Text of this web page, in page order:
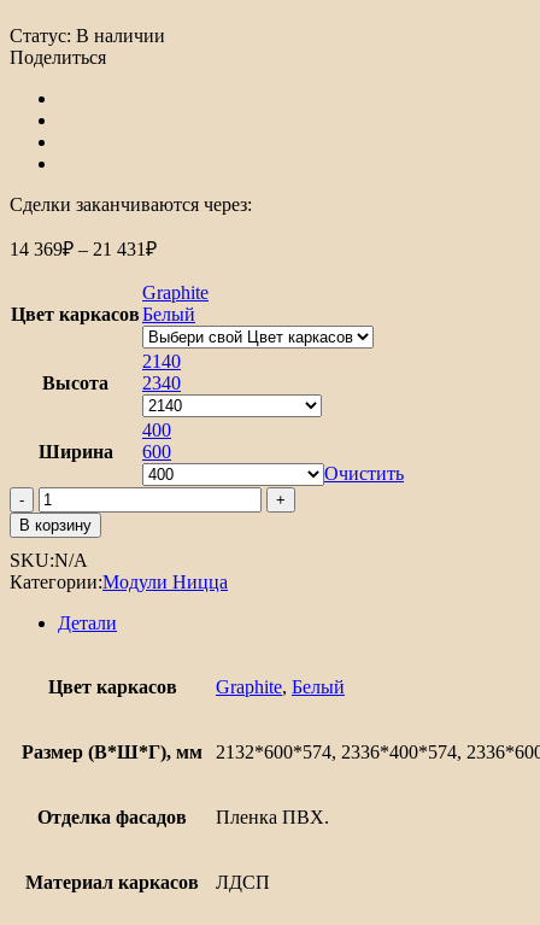
Статус: В наличии
Поделиться
Сделки заканчиваются через:
14 369₽ – 21 431₽Диапазон
14
369₽
–
21
431₽
Цвет каркасов
Graphite
Белый
Высота
2140
2340
Ширина
400
600
Очистить
Количество
товара
Шкаф
пенал
с
мя
В корзину
SKU:N/A
Категории:Модули Ницца
Детали
Цвет каркасов Graphite, Белый
Размер (В*Ш*Г), мм 2132*600*574, 2336*400*574,
Отделка фасадов Пленка ПВХ.
Материал каркасов ЛДСП